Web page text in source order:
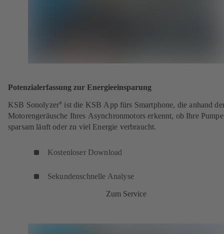
Potenzialerfassung zur Energieeinsparung
KSB Sonolyzer®
ist die KSB App fürs Smartphone, die anhand
Motorengeräusche Ihres Asynchronmotors erkennt, ob Ihre Pumpe
sparsam läuft oder zu viel Energie verbraucht.
Kostenloser Download
Sekundenschnelle Analyse
Zum Service